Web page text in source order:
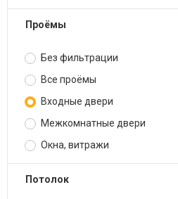
Проёмы
Без фильтрации
Все проёмы
Входные двери
Межкомнатные двери
Окна, витражи
Потолок